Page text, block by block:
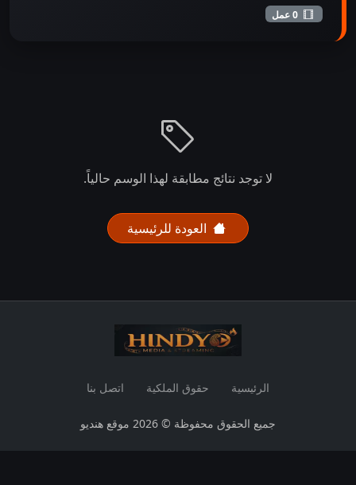
لا توجد نتائج مطابقة لهذا الوسم حالياً.
العودة للرئيسية
الرئيسية حقوق الملكية اتصل بنا
جميع الحقوق محفوظة © 2026 موقع هنديو